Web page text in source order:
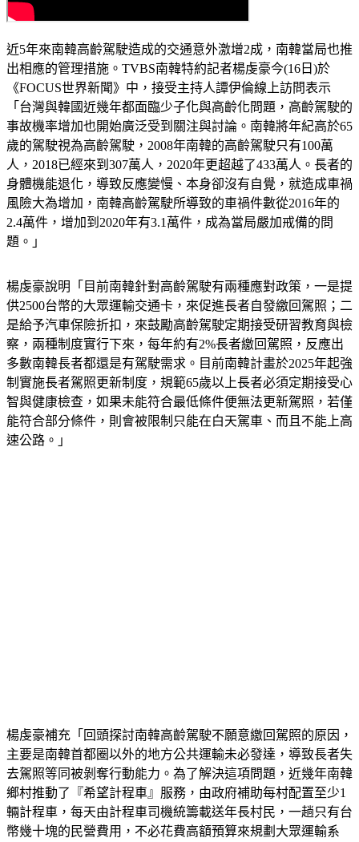
近5年來南韓高齡駕駛造成的交通意外激增2成，南韓當局也推
出相應的管理措施。TVBS南韓特約記者楊虔豪今(16日)於
《FOCUS世界新聞》中，接受主持人譚伊倫線上訪問表示
「台灣與韓國近幾年都面臨少子化與高齡化問題，高齡駕駛的
事故機率增加也開始廣泛受到關注與討論。南韓將年紀高於65
歲的駕駛視為高齡駕駛，2008年南韓的高齡駕駛只有100萬
人，2018已經來到307萬人，2020年更超越了433萬人。長者的
身體機能退化，導致反應變慢、本身卻沒有自覺，就造成車禍
風險大為增加，南韓高齡駕駛所導致的車禍件數從2016年的
2.4萬件，增加到2020年有3.1萬件，成為當局嚴加戒備的問
題。」
楊虔豪說明「目前南韓針對高齡駕駛有兩種應對政策，一是提
供2500台幣的大眾運輸交通卡，來促進長者自發繳回駕照；二
是給予汽車保險折扣，來鼓勵高齡駕駛定期接受研習教育與檢
察，兩種制度實行下來，每年約有2%長者繳回駕照，反應出
多數南韓長者都還是有駕駛需求。目前南韓計畫於2025年起強
制實施長者駕照更新制度，規範65歲以上長者必須定期接受心
智與健康檢查，如果未能符合最低條件便無法更新駕照，若僅
能符合部分條件，則會被限制只能在白天駕車、而且不能上高
速公路。」
楊虔豪補充「回頭探討南韓高齡駕駛不願意繳回駕照的原因，
主要是南韓首都圈以外的地方公共運輸未必發達，導致長者失
去駕照等同被剝奪行動能力。為了解決這項問題，近幾年南韓
鄉村推動了『希望計程車』服務，由政府補助每村配置至少1
輛計程車，每天由計程車司機統籌載送年長村民，一趟只有台
幣幾十塊的民營費用，不必花費高額預算來規劃大眾運輸系